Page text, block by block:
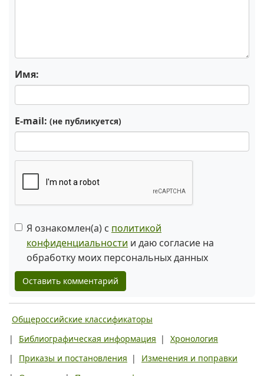
Имя:
E-mail: (не публикуется)
Я ознакомлен(а) с политикой
конфиденциальности и даю согласие на
обработку моих персональных данных
Оставить комментарий
Общероссийские классификаторы
|
Библиографическая информация |
Хронология
|
Приказы и постановления |
Изменения и поправки